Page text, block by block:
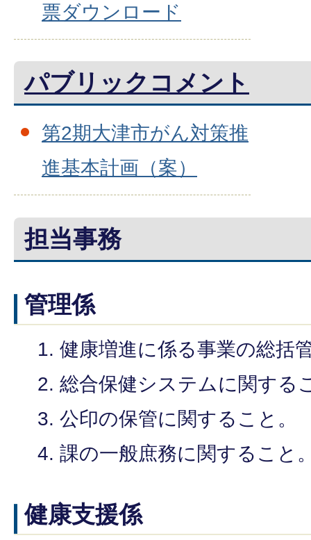
票ダウンロード
パブリックコメント
第2期大津市がん対策推
進基本計画（案）
担当事務
管理係
健康増進に係る事業の総括
総合保健システムに関する
公印の保管に関すること。
課の一般庶務に関すること
健康支援係